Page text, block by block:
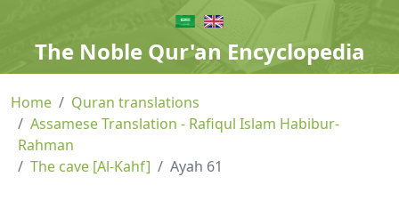
The Noble Qur'an Encyclopedia
Home
Quran translations
Assamese Translation - Rafiqul Islam Habibur-
Rahman
The cave [Al-Kahf]
Ayah 61